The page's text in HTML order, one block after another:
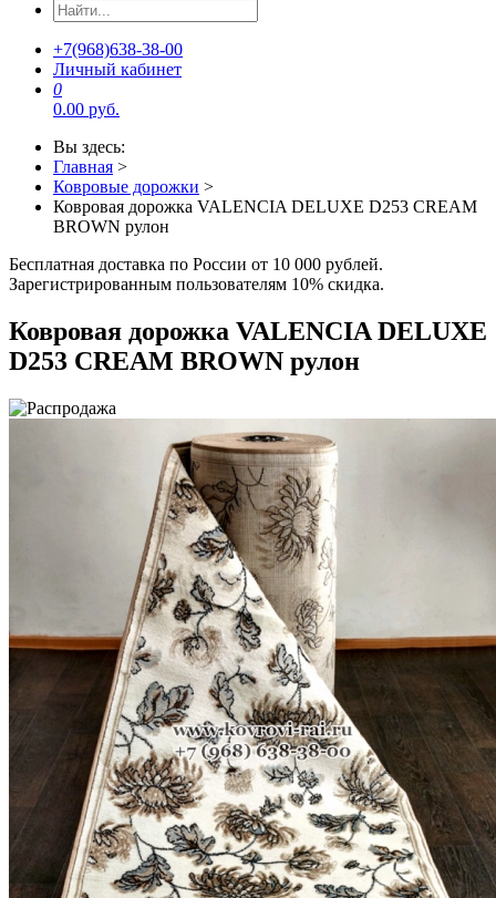
+7(968)638-38-00
Личный кабинет
0
0.00 руб.
Вы здесь:
Главная >
Ковровые дорожки >
Ковровая дорожка VALENCIA DELUXE D253 CREAM
BROWN рулон
Бесплатная доставка по России от 10 000 рублей.
Зарегистрированным пользователям 10% скидка.
Ковровая дорожка VALENCIA DELUXE
D253 CREAM BROWN рулон